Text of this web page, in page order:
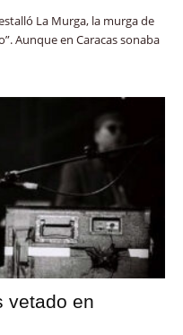
La Murga, la murga de
Aunque en Caracas sonaba
vetado en